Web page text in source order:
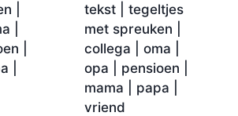
|
|
|
|
tekst | tegeltjes
met spreuken |
collega | oma |
opa | pensioen |
mama | papa |
vriend